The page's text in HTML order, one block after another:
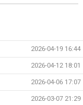
2026-04-19 16:44
2026-04-12 18:01
2026-04-06 17:07
2026-03-07 21:29